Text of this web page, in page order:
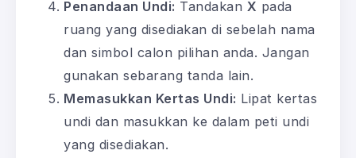
Penandaan Undi: Tandakan X pada
ruang yang disediakan di sebelah nama
dan simbol calon pilihan anda. Jangan
gunakan sebarang tanda lain.
Memasukkan Kertas Undi: Lipat kertas
undi dan masukkan ke dalam peti undi
yang disediakan.